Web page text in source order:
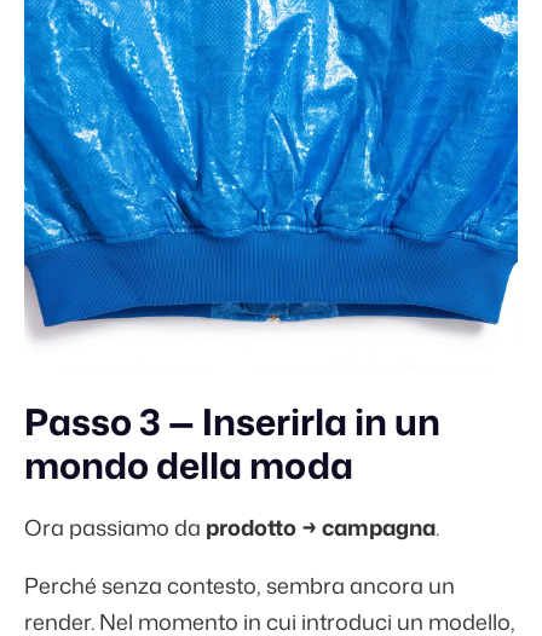
Passo 3 — Inserirla in un
mondo della moda
Ora passiamo da prodotto → campagna.
Perché senza contesto, sembra ancora un
render. Nel momento in cui introduci un modello,